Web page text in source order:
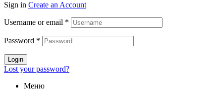
Sign in Create an Account
Username or email *
Password *
Login
Lost your password?
Меню